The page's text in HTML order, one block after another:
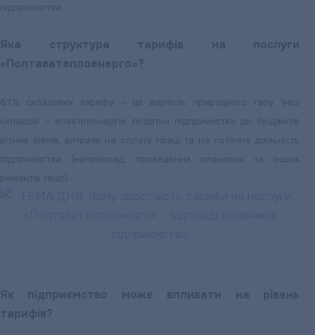
підприємства.
Яка структура тарифів на послуги
«Полтаватеплоенерго»?
67% складових тарифу – це вартість природного газу. Інші
складові – електроенергія, податки підприємства до бюджетів
різних рівнів, витрати на оплату праці та на поточну діяльність
підприємства (наприклад, проведення планових та інших
ремонтів тощо).
Як підприємство може впливати на рівень
тарифів?